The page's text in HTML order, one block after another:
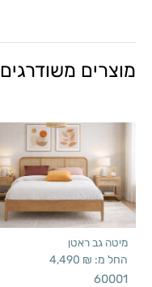
מוצרים משודרגים
מיטה גב ראטן
החל מ: 4,490 ₪
60001